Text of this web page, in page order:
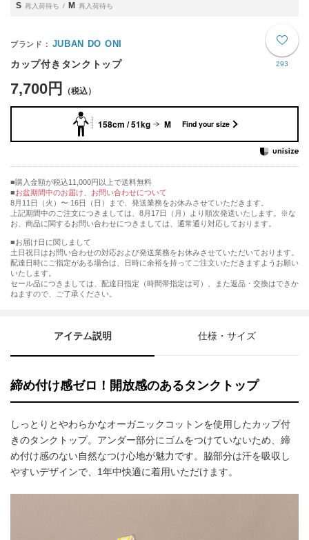
S 再入荷待ち M 再入荷待ち
293
JUBAN DO ONI
カップ付きタンクトップ
7,700円
158cm / 51kg M Find your size
購入金額が税込11,000円以上で送料無料
お盆期間中のお届け、お問い合わせについて
8月11日（火）〜 16日（日）まで、発送業務をお休みさせていただきます。
上記期間中のご注文につきましては、8月17日（月）より順次発送いたします。※な
お、商品に関するお問い合わせにつきましては、通常通り対応しております。
■お届け日に関しまして
土日祝日はお問い合わせの対応および発送業務をお休みさせていただいております。
配達日時にご指定がある場合は、日時に余裕を持ってご注文いただきますようお願い
いたします。
セール品につきましては、配達日指定（時間帯指定は可）、また返品・交換はできか
ねますので、ご了承ください。
アイテム説明 仕様・サイズ
締め付け感ゼロ！開放感のあるタンクトップ
しっとりとやわらかなオーガニックコットンを使用したカップ付
きのタンクトップ。アンダー部分にゴムをつけていないため、締
め付け感のない自然なつけ心地が魅力です。脇部分は汗を吸収し
やすいデザインで、1年中快適に着用いただけます。